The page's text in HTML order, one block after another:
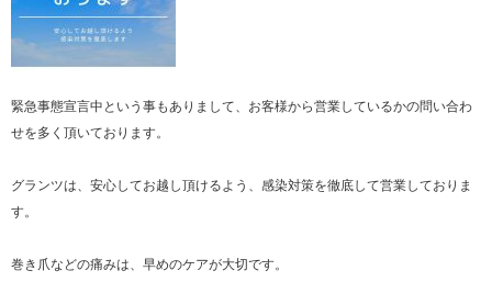
緊急事態宣言中という事もありまして、お客様から営業しているかの問い合わ
せを多く頂いております。
グランツは、安心してお越し頂けるよう、感染対策を徹底して営業しておりま
す。
巻き爪などの痛みは、早めのケアが大切です。